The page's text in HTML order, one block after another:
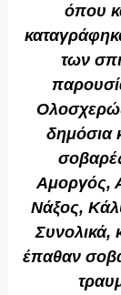
όπου
των
δημόσια
Αμοργός,
Νάξος,
Συνολικά,
έπαθαν